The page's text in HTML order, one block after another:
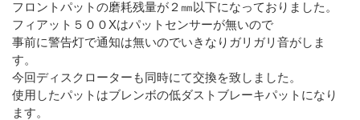
フロントパットの磨耗残量が２㎜以下になっておりました。
フィアット５００Xはパットセンサーが無いので
事前に警告灯で通知は無いのでいきなりガリガリ音がしま
す。
今回ディスクローターも同時にて交換を致しました。
使用したパットはブレンボの低ダストブレーキパットになり
ます。